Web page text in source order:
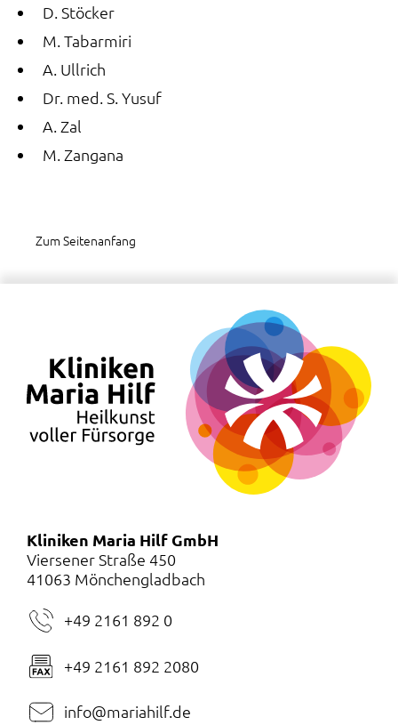
D. Stöcker
M. Tabarmiri
A. Ullrich
Dr. med. S. Yusuf
A. Zal
M. Zangana
Zum Seitenanfang
Kliniken Maria Hilf GmbH
Viersener Straße 450
41063 Mönchengladbach
+49 2161 892 0
+49 2161 892 2080
info@mariahilf.de